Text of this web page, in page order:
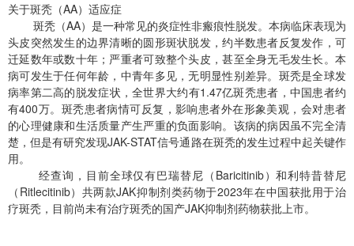
关于斑秃（AA）适应症
斑秃（AA）是一种常见的炎症性非瘢痕性脱发。本病临床表现为
头皮突然发生的边界清晰的圆形斑状脱发，约半数患者反复发作，可
迁延数年或数十年；严重者可致整个头皮，甚至全身无毛发生长。本
病可发生于任何年龄，中青年多见，无明显性别差异。斑秃是全球发
病率第二高的脱发症状，全世界大约有1.47亿斑秃患者，中国患者约
有400万。斑秃患者病情可反复，影响患者外在形象美观，会对患者
的心理健康和生活质量产生严重的负面影响。该病的病因虽不完全清
楚，但是有研究发现JAK-STAT信号通路在斑秃的发生过程中起关键作
用。
经查询，目前全球仅有巴瑞替尼（Baricitinib）和利特昔替尼
（Ritlecitinib）共两款JAK抑制剂类药物于2023年在中国获批用于治
疗斑秃，目前尚未有治疗斑秃的国产JAK抑制剂药物获批上市。